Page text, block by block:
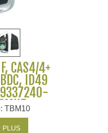
CAS4/4+
ID49
9337240-
TBM10
PLUS